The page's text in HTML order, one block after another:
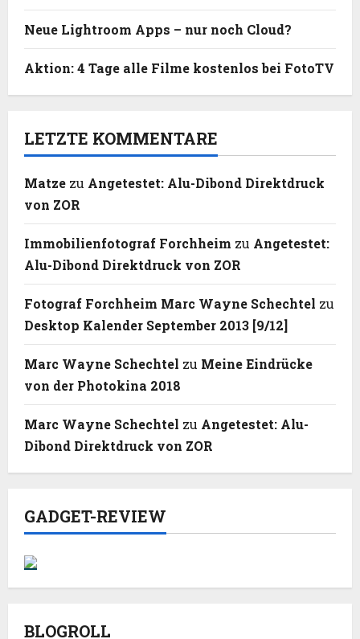
Neue Lightroom Apps – nur noch Cloud?
Aktion: 4 Tage alle Filme kostenlos bei FotoTV
LETZTE KOMMENTARE
Matze zu Angetestet: Alu-Dibond Direktdruck
von ZOR
Immobilienfotograf Forchheim zu Angetestet:
Alu-Dibond Direktdruck von ZOR
Fotograf Forchheim Marc Wayne Schechtel zu
Desktop Kalender September 2013 [9/12]
Marc Wayne Schechtel zu Meine Eindrücke
von der Photokina 2018
Marc Wayne Schechtel zu Angetestet: Alu-
Dibond Direktdruck von ZOR
GADGET-REVIEW
BLOGROLL